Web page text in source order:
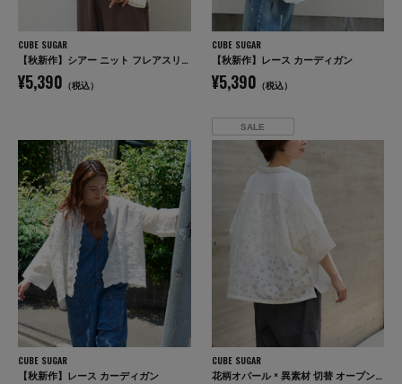
CUBE SUGAR
【秋新作】シアー ニット フレアスリーブ プルオーバー
¥5,390 （税込）
CUBE SUGAR
【秋新作】レース カーディガン
¥5,390 （税込）
CUBE SUGAR
【秋新作】レース カーディガン
SALE
CUBE SUGAR
花柄オパール × 異素材 切替 オープンカラー シャツ